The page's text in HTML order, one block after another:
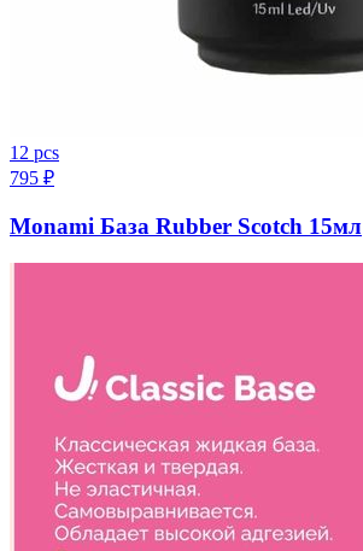
12 pcs
795 ₽
Monami База Rubber Scotch 15мл